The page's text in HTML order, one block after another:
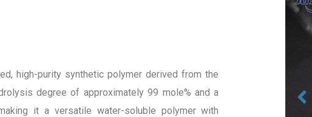
high-purity synthetic polymer derived from the
degree of approximately 99 mole% and a
it a versatile water-soluble polymer with